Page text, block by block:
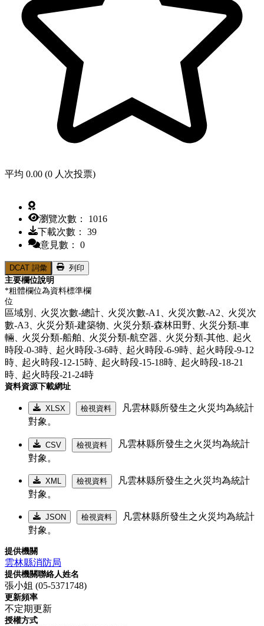
平均 0.00 (0 人次投票)
瀏覽次數： 1016
下載次數： 39
意見數： 0
DCAT 詞彙
列印
主要欄位說明
*粗體欄位為資料標準欄
位
區域別、火災次數-總計、火災次數-A1、火災次數-A2、火災次
數-A3、火災分類-建築物、火災分類-森林田野、火災分類-車
輛、火災分類-船舶、火災分類-航空器、火災分類-其他、起火
時段-0-3時、起火時段-3-6時、起火時段-6-9時、起火時段-9-12
時、起火時段-12-15時、起火時段-15-18時、起火時段-18-21
時、起火時段-21-24時
資料資源下載網址
XLSX 檢視資料
凡雲林縣所發生之火災均為統計
對象。
CSV 檢視資料
凡雲林縣所發生之火災均為統計
對象。
XML 檢視資料
凡雲林縣所發生之火災均為統計
對象。
JSON 檢視資料
凡雲林縣所發生之火災均為統計
對象。
提供機關
雲林縣消防局
提供機關聯絡人姓名
張小姐 (05-5371748)
更新頻率
不定期更新
授權方式